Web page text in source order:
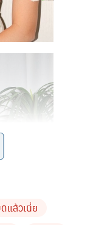
แล้วเนี่ย